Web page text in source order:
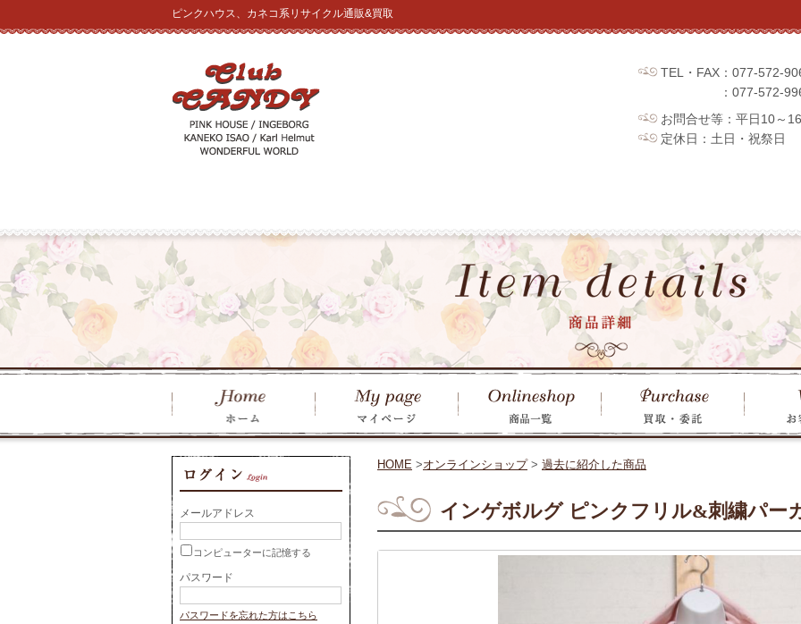
ピンクハウス、カネコ系リサイクル通販&買取
TEL・FAX：077-572-
：077-572-
お問合せ等：平日10～
定休日：土日・祝祭日
HOME >オンラインショップ> 過去に紹介した商品
インゲボルグ ピンクフリル&刺繍パー
メールアドレス
コンピューターに記憶する
パスワード
パスワードを忘れた方はこちら